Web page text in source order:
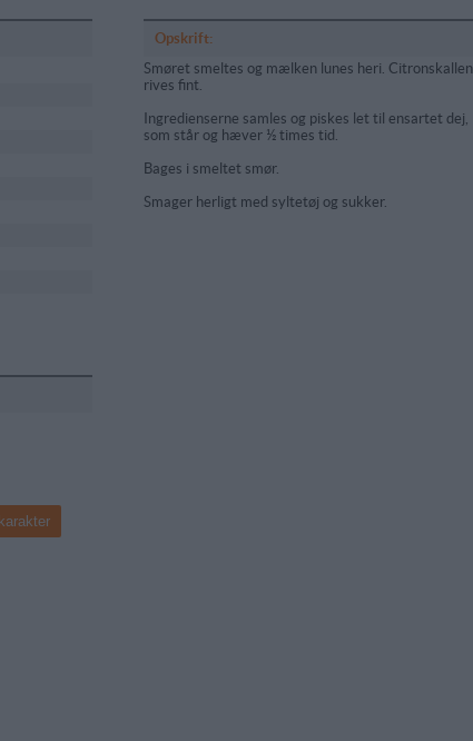
Opskrift:
Smøret smeltes og mælken lunes heri. Citronskallen
rives fint.
Ingredienserne samles og piskes let til ensartet dej,
som står og hæver ½ times tid.
Bages i smeltet smør.
Smager herligt med syltetøj og sukker.